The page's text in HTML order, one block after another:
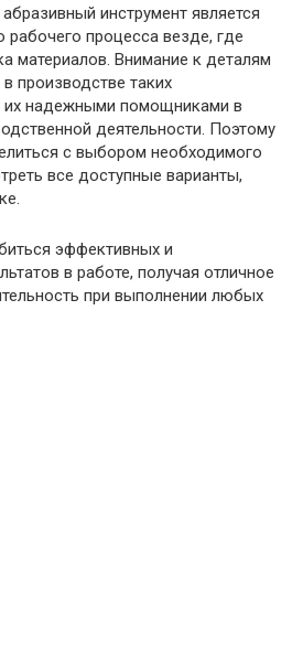
инструмент является
процесса везде, где
материалов. Внимание к деталям
производстве таких
их надежными помощниками в
деятельности. Поэтому
с выбором необходимого
все доступные варианты,
эффективных и
в работе, получая отличное
при выполнении любых